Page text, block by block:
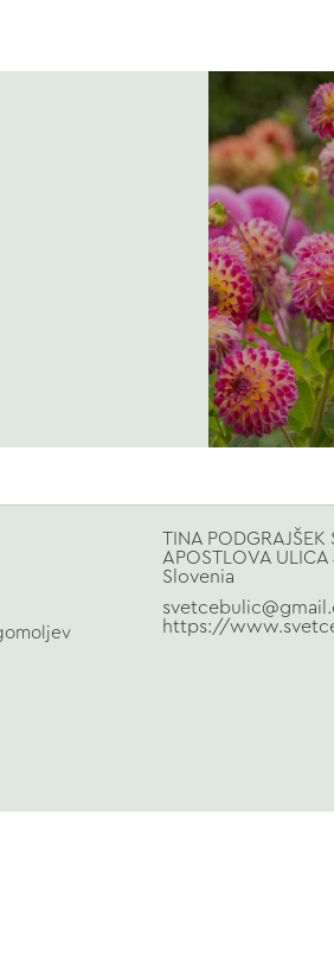
TINA PODGRAJŠEK
APOSTLOVA
Slovenia
https://